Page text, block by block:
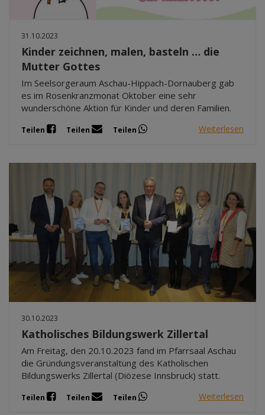
31.10.2023
Kinder zeichnen, malen, basteln … die
Mutter Gottes
Im Seelsorgeraum Aschau-Hippach-Dornauberg gab
es im Rosenkranzmonat Oktober eine sehr
wunderschöne Aktion für Kinder und deren Familien.
Teilen Teilen Teilen Weiterlesen
30.10.2023
Katholisches Bildungswerk Zillertal
Am Freitag, den 20.10.2023 fand im Pfarrsaal Aschau
die Gründungsveranstaltung des Katholischen
Bildungswerks Zillertal (Diözese Innsbruck) statt.
Teilen Teilen Teilen Weiterlesen